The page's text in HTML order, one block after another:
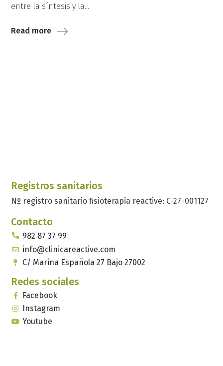
entre la síntesis y la...
Read more
Registros sanitarios
Nº registro sanitario fisioterapia reactive: C-27-001127
Contacto
982 87 37 99
info@clinicareactive.com
C/ Marina Española 27 Bajo 27002
Redes sociales
Facebook
Instagram
Youtube